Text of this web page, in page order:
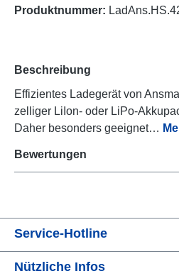
Produktnummer:
Beschreibung
Effizientes Ladegerät von
zelliger LiIon- oder LiPo-
Daher besonders geeignet…
Bewertungen
Service-Hotline
Nützliche Infos